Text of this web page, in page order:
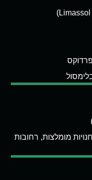
מומלצות, רחובות